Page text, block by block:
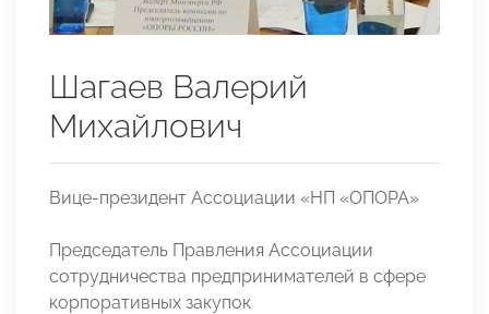
Шагаев Валерий
Михайлович
Вице-президент Ассоциации «НП «ОПОРА»
Председатель Правления Ассоциации
сотрудничества предпринимателей в сфере
корпоративных закупок